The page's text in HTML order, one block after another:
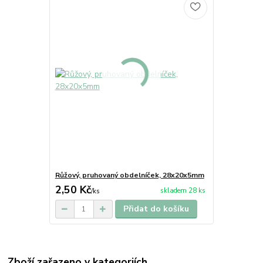
Růžový, pruhovaný obdelníček, 28x20x5mm
2,50 Kč/ks skladem 28 ks
Přidat do košíku